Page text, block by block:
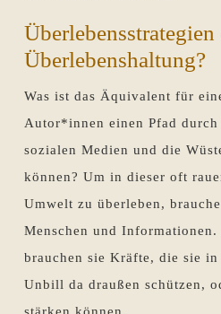
Überlebensstrategien
Überlebenshaltung?
Was ist das Äquivalent für
Autor*innen einen Pfad
sozialen Medien und die
können? Um in dieser oft
Umwelt zu überleben,
Menschen und
brauchen sie Kräfte, die sie
Unbill da draußen schützen,
stärken können.